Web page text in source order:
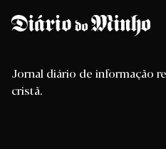
Jornal diário de informação
cristã.